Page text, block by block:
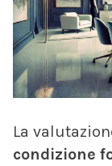
La
condizione